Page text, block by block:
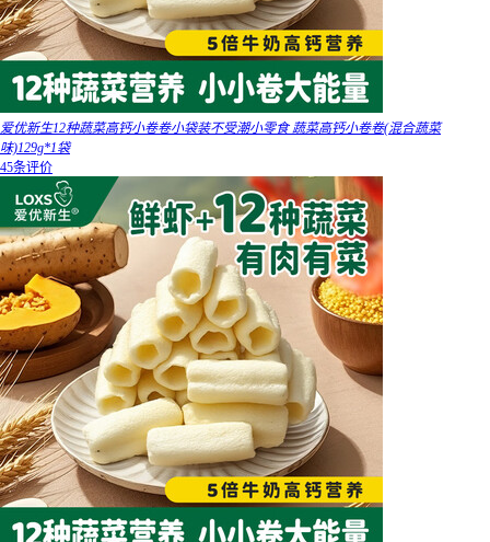
爱优新生12种蔬菜高钙小卷卷小袋装不受潮小零食 蔬菜高钙小卷卷(混合蔬菜
味)129g*1袋
45条评价